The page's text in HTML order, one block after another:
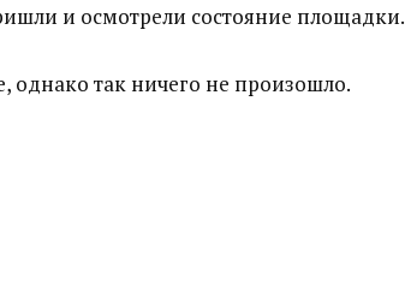
и осмотрели состояние площадки.
так ничего не произошло.